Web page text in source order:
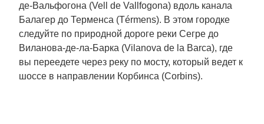
де-Вальфогона (Vell de Vallfogona) вдоль канала
Балагер до Терменса (Térmens). В этом городке
следуйте по природной дороге реки Сегре до
Виланова-де-ла-Барка (Vilanova de la Barca), где
вы переедете через реку по мосту, который ведет к
шоссе в направлении Корбинса (Corbins).